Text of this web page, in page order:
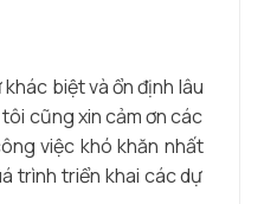
biệt và ổn định lâu
cũng xin cảm ơn các
việc khó khăn nhất
trình triển khai các dự